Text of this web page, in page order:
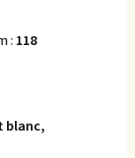
: 118
blanc,